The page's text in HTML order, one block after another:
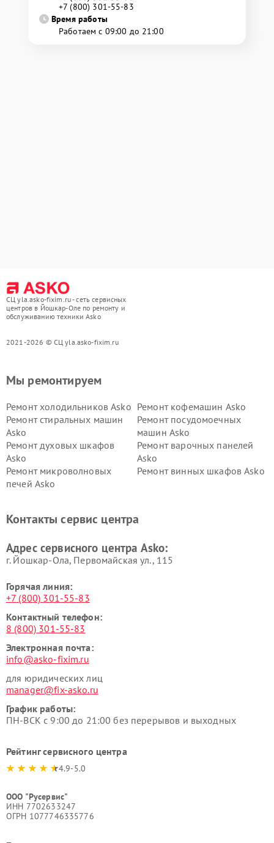
+7 (800) 301-55-83
Время работы
Работаем с 09:00 до 21:00
СЦ yla.asko-fixim.ru - сеть сервисных
центров в Йошкар-Оле по ремонту и
обслуживанию техники Asko
2021-2026 © СЦ yla.asko-fixim.ru
Мы ремонтируем
Ремонт холодильников Asko Ремонт кофемашин Asko
Ремонт стиральных машин
Asko
Ремонт посудомоечных
машин Asko
Ремонт духовых шкафов
Asko
Ремонт варочных панелей
Asko
Ремонт микроволновых
печей Asko
Ремонт винных шкафов Asko
Ремонт подогревателей
Ремонт промышленных
Asko
Контакты сервис центра
Адрес сервисного центра Asko:
г. Йошкар-Ола, Первомайская ул., 115
Горячая линия:
+7 (800) 301-55-83
Контактный телефон:
8 (800) 301-55-83
Электронная почта:
info@asko-fixim.ru
для юридических лиц
manager@fix-asko.ru
График работы:
ПН-ВСК с 9:00 до 21:00 без перерывов и выходных
Рейтинг сервисного центра
4.9-5.0
ООО "Русервис"
ИНН 7702633247
ОГРН 1077746335776